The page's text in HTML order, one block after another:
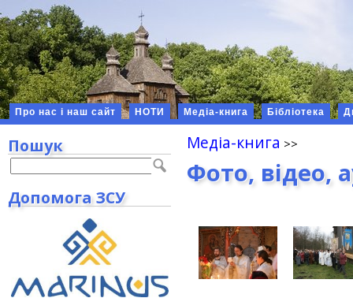
Про нас і наш сайт НОТИ Медіа-книга Бібліотека
Медіа-книга
Фото, відео,
Пошук
Допомога ЗСУ